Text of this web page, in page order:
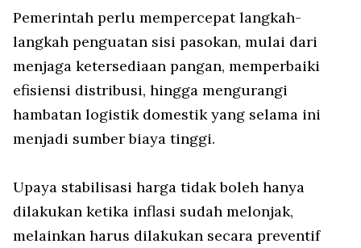
Pemerintah perlu mempercepat langkah-
langkah penguatan sisi pasokan, mulai dari
menjaga ketersediaan pangan, memperbaiki
efisiensi distribusi, hingga mengurangi
hambatan logistik domestik yang selama ini
menjadi sumber biaya tinggi.
Upaya stabilisasi harga tidak boleh hanya
dilakukan ketika inflasi sudah melonjak,
melainkan harus dilakukan secara preventif